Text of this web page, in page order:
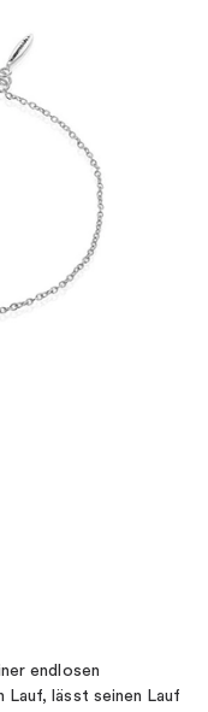
endlosen
Lauf, lässt seinen Lauf